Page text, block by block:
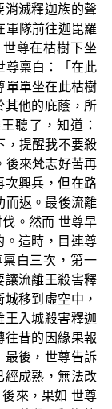
消滅釋迦族的聲
軍隊前往迦毘羅
尊在枯樹下坐
尊稟白：「在此
單單坐在此枯樹
其他的庇蔭，所
聽了，知道：
，提醒我不要殺
後來梵志好苦再
次興兵，但在路
而返。最後流離
。然而 世尊早
。這時，目連尊
白三次，第一
讓流離王殺害釋
移到虛空中，
入城殺害釋迦
往昔的因緣果報
最後，世尊告訴
經成熟，無法改
來，果如 世尊